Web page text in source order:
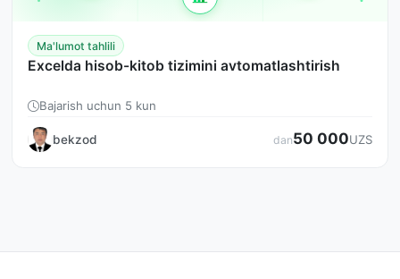
Ma'lumot tahlili
Excelda hisob-kitob tizimini avtomatlashtirish
Bajarish uchun 5 kun
bekzod dan50 000UZS